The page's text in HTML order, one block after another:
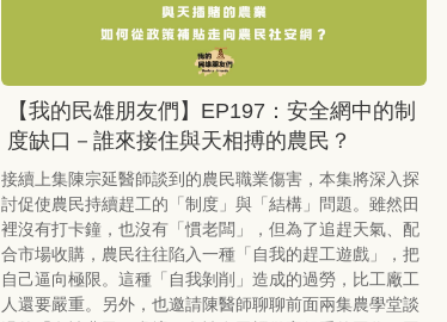
【我的民雄朋友們】EP197：安全網中的制
度缺口－誰來接住與天相搏的農民？
接續上集陳宗延醫師談到的農民職業傷害，本集將深入探
討促使農民持續趕工的「制度」與「結構」問題。雖然田
裡沒有打卡鐘，也沒有「慣老闆」，但為了追趕天氣、配
合市場收購，農民往往陷入一種「自我的趕工遊戲」，把
自己逼向極限。這種「自我剝削」造成的過勞，比工廠工
人還要嚴重。另外，也邀請陳醫師聊聊前面兩集農學堂談